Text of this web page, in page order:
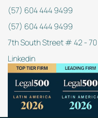
(57) 604 444 9499
(57) 604 444 9499
7th South Street # 42 -
Linkedin